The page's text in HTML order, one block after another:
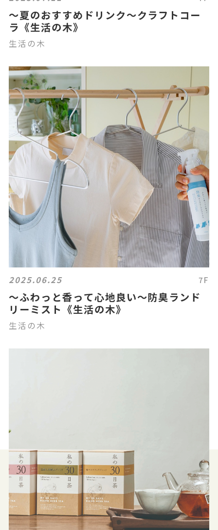
～夏のおすすめドリンク～クラフトコー
ラ《生活の木》
生活の木
2025.06.25 7F
～ふわっと香って心地良い～防臭ランド
リーミスト《生活の木》
生活の木